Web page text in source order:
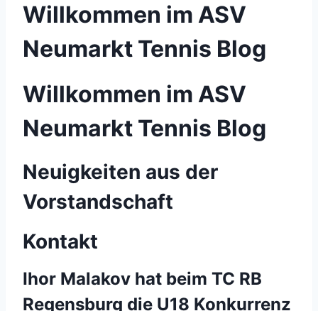
Willkommen im ASV
Neumarkt Tennis Blog
Willkommen im ASV
Neumarkt Tennis Blog
Neuigkeiten aus der
Vorstandschaft
Kontakt
Ihor Malakov hat beim TC RB
Regensburg die U18 Konkurrenz